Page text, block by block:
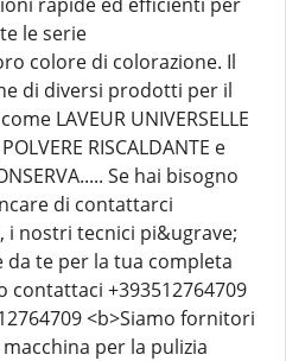
le serie
colore di colorazione. Il
di diversi prodotti per il
LAVEUR UNIVERSELLE
RISCALDANTE e
Se hai bisogno
di contattarci
nostri tecnici pi&ugrave;
te per la tua completa
+393512764709
<b>Siamo fornitori
per la pulizia